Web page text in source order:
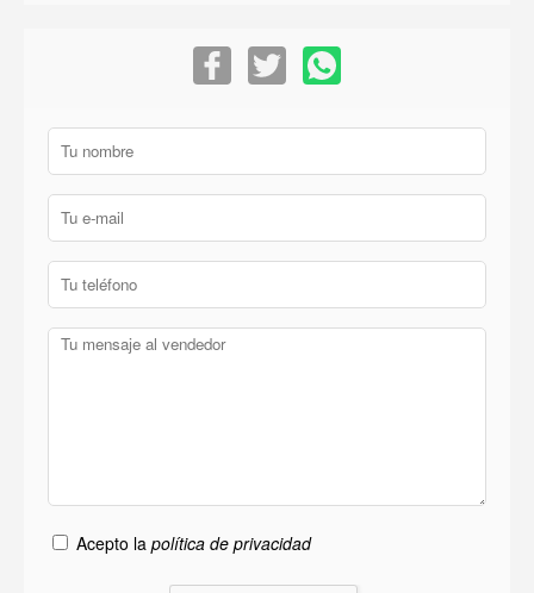
Acepto la política de privacidad